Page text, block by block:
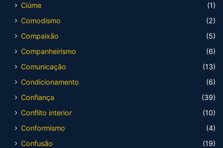
Ciúme
(1)
Comodismo
(2)
Compaixão
(5)
Companheirismo
(6)
Comunicação
(13)
Condicionamento
(6)
Confiança
(39)
Conflito interior
(10)
Conformismo
(4)
Confusão
(19)